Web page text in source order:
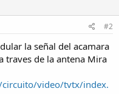
#2
la señal del acamara
traves de la antena Mira
video/tvtx/index.